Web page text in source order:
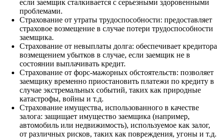
если заемщик сталкивается с серьезными здоровенными
проблемами.
Страхование от утраты трудоспособности: предоставляет
страховое возмещение в случае потери трудоспособности
заемщика.
Страхование от невыплаты долга: обеспечивает кредитора
возмещением убытков в случае, если заемщик не в
состоянии выплачивать кредит.
Страхование от форс-мажорных обстоятельств: позволяет
заемщику временно приостановить платежи по кредиту в
случае экстремальных событий, таких как природные
катастрофы, войны и т.д.
Страхование имущества, использованного в качестве
залога: защищает имущество заемщика (например,
автомобиль или недвижимость), используемое как залог,
от различных рисков, таких как повреждения, угоны и т.д.